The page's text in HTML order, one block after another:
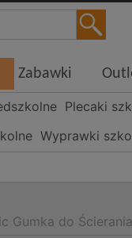
Zabawki
Plecaki
Wyprawki
Gumka do